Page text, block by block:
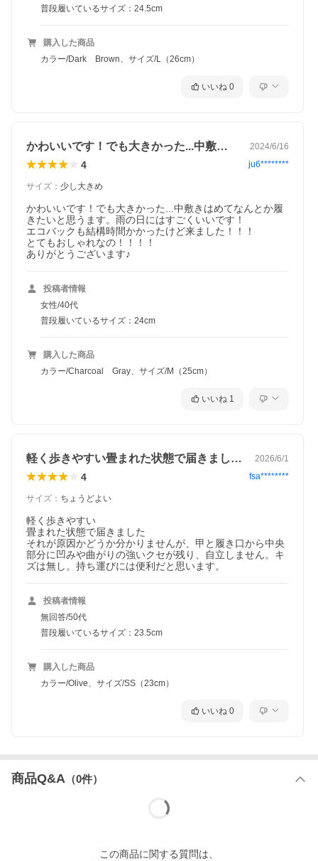
普段履いているサイズ：24.5cm
購入した商品
カラー/Dark Brown、サイズ/L（26cm）
いいね 0
かわいいです！でも大きかった...中敷… 2024/6/16
4 ju6********
サイズ ： 少し大きめ
かわいいです！でも大きかった...中敷きはめてなんとか履
きたいと思うます。雨の日にはすごくいいです！
エコバックも結構時間かかったけど来ました！！！
とてもおしゃれなの！！！！
ありがとうございます♪
投稿者情報
女性/40代
普段履いているサイズ：24cm
購入した商品
カラー/Charcoal Gray、サイズ/M（25cm）
いいね 1
軽く歩きやすい畳まれた状態で届きました… 2026/6/1
4 fsa********
サイズ ： ちょうどよい
軽く歩きやすい
畳まれた状態で届きました
それが原因かどうか分かりませんが、甲と履き口から中央
部分に凹みや曲がりの強いクセが残り、自立しません。キ
投稿者情報
無回答/50代
普段履いているサイズ：23.5cm
購入した商品
カラー/Olive、サイズ/SS（23cm）
いいね 0
商品Q&A （0件）
この商品に関する質問は、